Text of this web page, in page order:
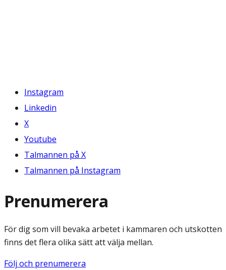
Instagram
Linkedin
X
Youtube
Talmannen på X
Talmannen på Instagram
Prenumerera
För dig som vill bevaka arbetet i kammaren och utskotten
finns det flera olika sätt att välja mellan.
Följ och prenumerera